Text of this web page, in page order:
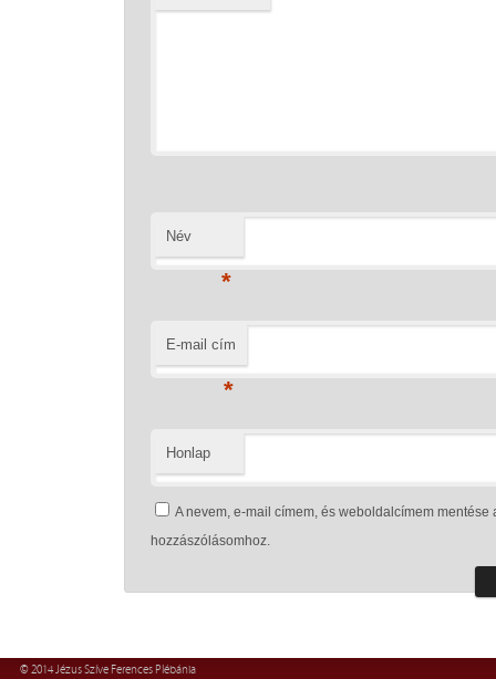
Név
*
E-mail cím
*
Honlap
A nevem, e-mail címem, és weboldalcímem
hozzászólásomhoz.
© 2014 Jézus Szíve Ferences Plébánia